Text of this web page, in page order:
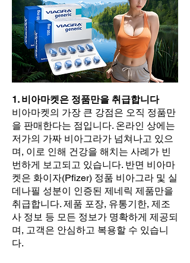
1. 비아마켓은 정품만을 취급합니다
비아마켓의 가장 큰 강점은 오직 정품만
을 판매한다는 점입니다. 온라인 상에는
저가의 가짜 비아그라가 넘쳐나고 있으
며, 이로 인해 건강을 해치는 사례가 빈
번하게 보고되고 있습니다. 반면 비아마
켓은 화이자(Pfizer) 정품 비아그라 및 실
데나필 성분이 인증된 제네릭 제품만을
취급합니다. 제품 포장, 유통기한, 제조
사 정보 등 모든 정보가 명확하게 제공되
며, 고객은 안심하고 복용할 수 있습니
다.